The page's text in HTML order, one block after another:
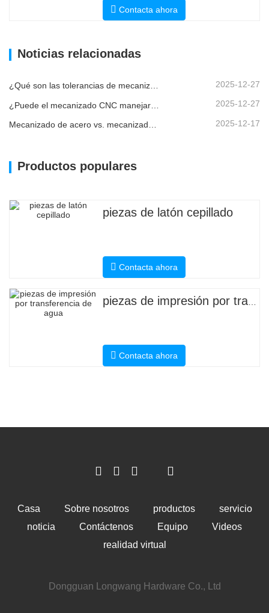
Contacta ahora
Noticias relacionadas
¿Qué son las tolerancias de mecanizado CNC y por qué son importantes? 2025-12-27
2025-12-27
2025-12-17
Productos populares
piezas de latón cepillado
Contacta ahora
Contacta ahora
Casa Sobre nosotros productos
servicio
noticia
Contáctenos Equipo
Videos
realidad virtual
Dongguan Longwang Hardware Co., Ltd